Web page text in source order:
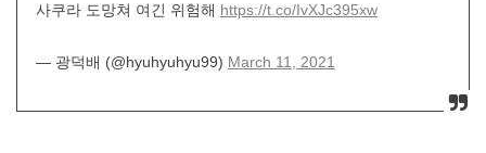
사쿠라 도망쳐 여긴 위험해 https://t.co/IvXJc395xw
— 광덕배 (@hyuhyuhyu99) March 11, 2021